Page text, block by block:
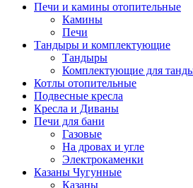
Печи и камины отопительные
Камины
Печи
Тандыры и комплектующие
Тандыры
Комплектующие для
Котлы отопительные
Подвесные кресла
Кресла и Диваны
Печи для бани
Газовые
На дровах и угле
Электрокаменки
Казаны Чугунные
Казаны